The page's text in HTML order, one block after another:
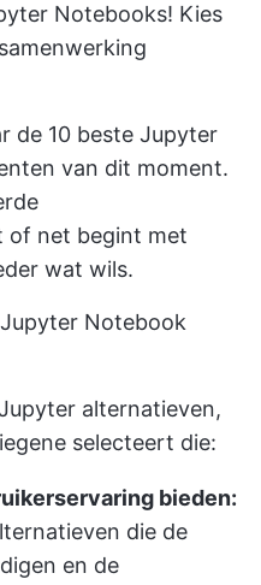
Notebooks! Kies
de 10 beste Jupyter
van dit moment.
of net begint met
wat wils.
Notebook
alternatieven,
selecteert die:
bieden:
die de
en de